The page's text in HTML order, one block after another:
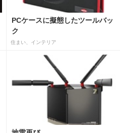
PCケースに擬態したツールバッ
ク
住まい、インテリア